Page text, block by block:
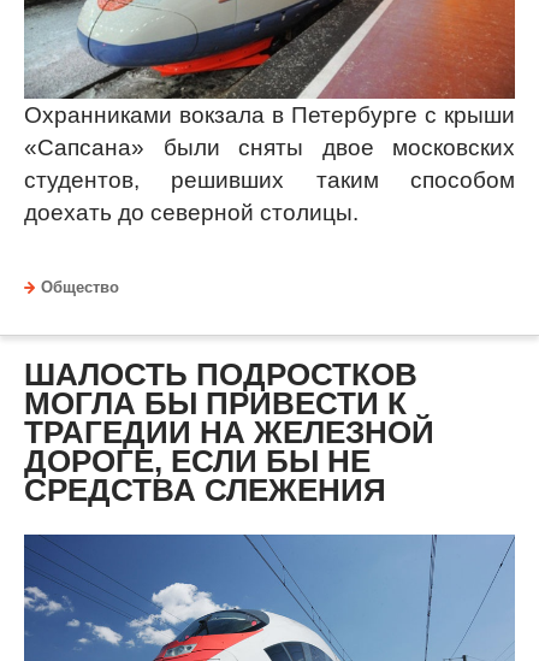
Охранниками вокзала в Петербурге с крыши
«Сапсана» были сняты двое московских
студентов, решивших таким способом
доехать до северной столицы.
Общество
ШАЛОСТЬ ПОДРОСТКОВ
МОГЛА БЫ ПРИВЕСТИ К
ТРАГЕДИИ НА ЖЕЛЕЗНОЙ
ДОРОГЕ, ЕСЛИ БЫ НЕ
СРЕДСТВА СЛЕЖЕНИЯ